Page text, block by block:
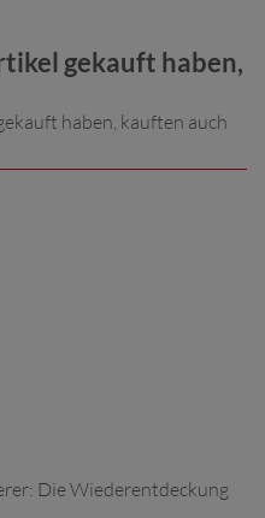
gekauft haben,
haben, kauften auch